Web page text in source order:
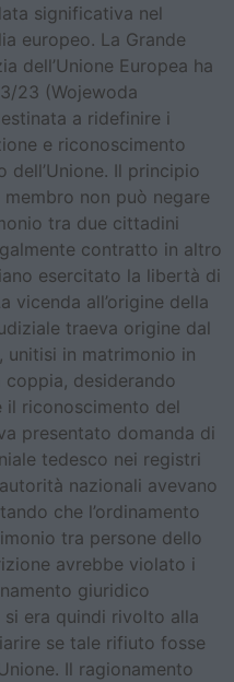
significativa nel
europeo. La Grande
dell’Unione Europea ha
23 (Wojewoda
a ridefinire i
e riconoscimento
dell’Unione. Il principio
non può negare
tra due cittadini
contratto in altro
esercitato la libertà di
vicenda all’origine della
traeva origine dal
in matrimonio in
coppia, desiderando
il riconoscimento del
presentato domanda di
tedesco nei registri
nazionali avevano
che l’ordinamento
tra persone dello
avrebbe violato i
giuridico
era quindi rivolto alla
se tale rifiuto fosse
Il ragionamento